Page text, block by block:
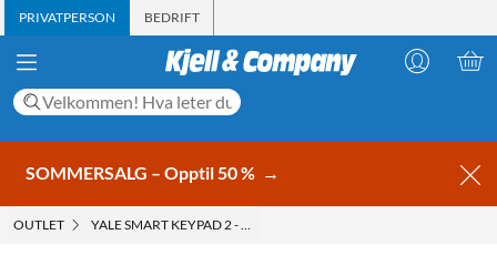
PRIVATPERSON BEDRIFT
SOMMERSALG – Opptil 50 % →
OUTLET YALE SMART KEYPAD 2 - FINGERPRINT